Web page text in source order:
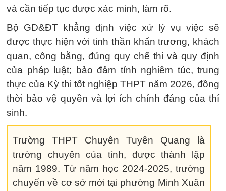
và cần tiếp tục được xác minh, làm rõ.
Bộ GD&ĐT khẳng định việc xử lý vụ việc sẽ
được thực hiện với tinh thần khẩn trương, khách
quan, công bằng, đúng quy chế thi và quy định
của pháp luật; bảo đảm tính nghiêm túc, trung
thực của Kỳ thi tốt nghiệp THPT năm 2026, đồng
thời bảo vệ quyền và lợi ích chính đáng của thí
sinh.
Trường THPT Chuyên Tuyên Quang là
trường chuyên của tỉnh, được thành lập
năm 1989. Từ năm học 2024-2025, trường
chuyển về cơ sở mới tại phường Minh Xuân